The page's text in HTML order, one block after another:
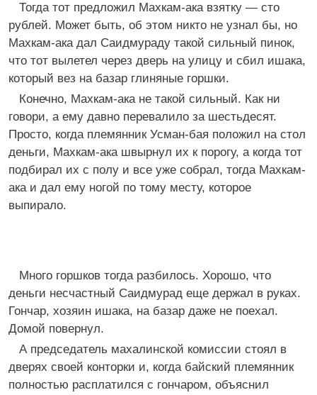
Тогда тот предложил Махкам-ака взятку — сто
рублей. Может быть, об этом никто не узнал бы, но
Махкам-ака дал Саидмураду такой сильный пинок,
что тот вылетел через дверь на улицу и сбил ишака,
который вез на базар глиняные горшки.
Конечно, Махкам-ака не такой сильный. Как ни
говори, а ему давно перевалило за шестьдесят.
Просто, когда племянник Усман-бая положил на стол
деньги, Махкам-ака швырнул их к порогу, а когда тот
подбирал их с полу и все уже собрал, тогда Махкам-
ака и дал ему ногой по тому месту, которое
выпирало.
Много горшков тогда разбилось. Хорошо, что
деньги несчастный Саидмурад еще держал в руках.
Гончар, хозяин ишака, на базар даже не поехал.
Домой повернул.
А председатель махалинской комиссии стоял в
дверях своей конторки и, когда байский племянник
полностью расплатился с гончаром, объяснил